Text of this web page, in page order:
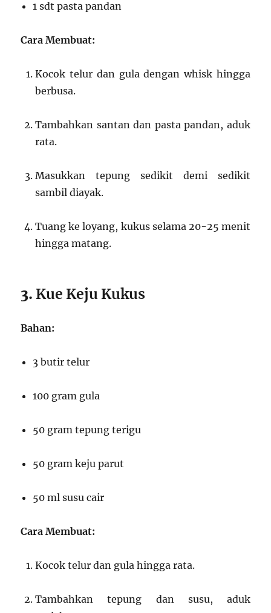
1 sdt pasta pandan
Cara Membuat:
Kocok telur dan gula dengan whisk hingga
berbusa.
Tambahkan santan dan pasta pandan, aduk
rata.
Masukkan tepung sedikit demi sedikit
sambil diayak.
Tuang ke loyang, kukus selama 20-25 menit
hingga matang.
3. Kue Keju Kukus
Bahan:
3 butir telur
100 gram gula
50 gram tepung terigu
50 gram keju parut
50 ml susu cair
Cara Membuat:
Kocok telur dan gula hingga rata.
Tambahkan tepung dan susu, aduk